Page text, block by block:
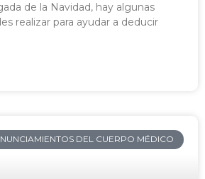
de la Navidad, hay algunas
realizar para ayudar a deducir
DEL CUERPO MÉDICO